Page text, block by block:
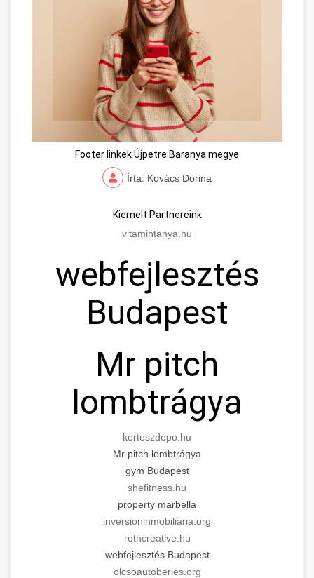
Footer linkek Újpetre Baranya megye
Írta: Kovács Dorina
Kiemelt Partnereink
vitamintanya.hu
webfejlesztés
Budapest
Mr pitch
lombtrágya
kerteszdepo.hu
Mr pitch lombtrágya
gym Budapest
shefitness.hu
property marbella
inversioninmobiliaria.org
rothcreative.hu
webfejlesztés Budapest
olcsoautoberles.org